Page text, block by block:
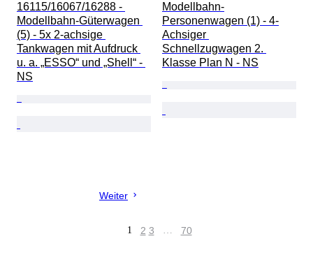
16115/16067/16288 -
Modellbahn-Güterwagen
(5) - 5x 2-achsige
Tankwagen mit Aufdruck
u. a. „ESSO“ und „Shell“ -
NS
Modellbahn-
Personenwagen (1) - 4-
Achsiger
Schnellzugwagen 2.
Klasse Plan N - NS
Weiter
1 2 3 … 70